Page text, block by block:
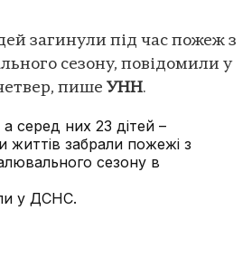
загинули під час пожеж з
сезону, повідомили у
пише УНН.
серед них 23 дітей –
життів забрали пожежі з
сезону в
у ДСНС.